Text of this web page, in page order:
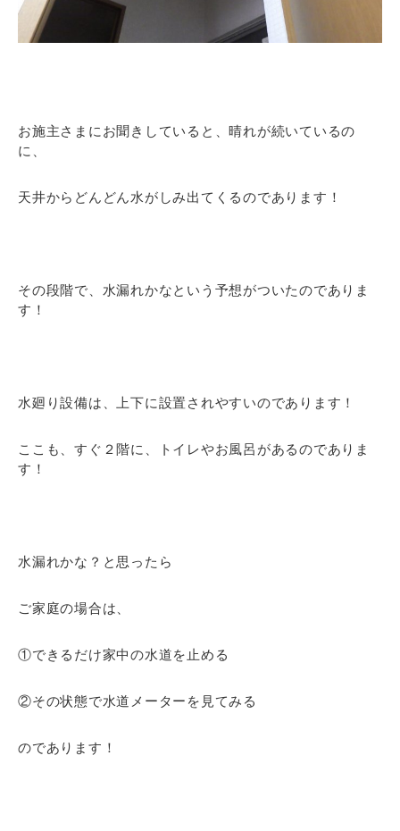
お施主さまにお聞きしていると、晴れが続いているの
に、
天井からどんどん水がしみ出てくるのであります！
その段階で、水漏れかなという予想がついたのでありま
す！
水廻り設備は、上下に設置されやすいのであります！
ここも、すぐ２階に、トイレやお風呂があるのでありま
す！
水漏れかな？と思ったら
ご家庭の場合は、
①できるだけ家中の水道を止める
②その状態で水道メーターを見てみる
のであります！